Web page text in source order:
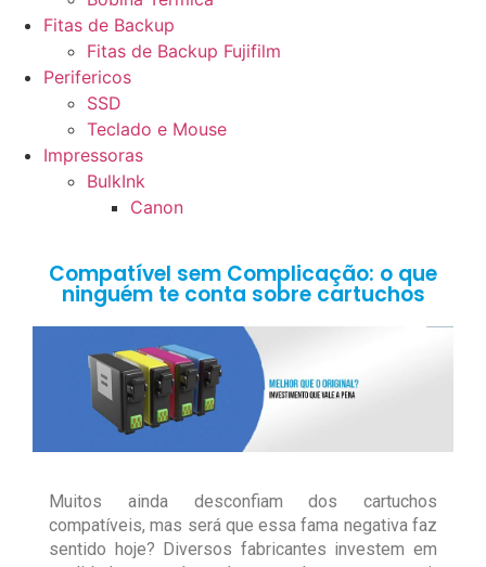
Fitas de Backup
Fitas de Backup Fujifilm
Perifericos
SSD
Teclado e Mouse
Impressoras
BulkInk
Canon
Compatível sem Complicação: o que
ninguém te conta sobre cartuchos
Muitos ainda desconfiam dos cartuchos
compatíveis, mas será que essa fama negativa faz
sentido hoje? Diversos fabricantes investem em